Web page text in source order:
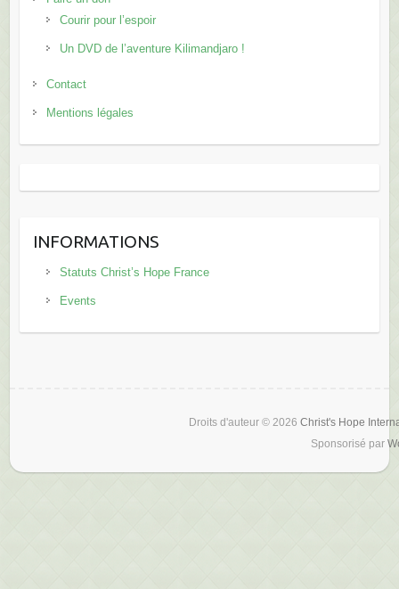
Courir pour l’espoir
Un DVD de l’aventure Kilimandjaro !
Contact
Mentions légales
INFORMATIONS
Statuts Christ’s Hope France
Events
Droits d'auteur © 2026 Christ's Hope
Sponsorisé par